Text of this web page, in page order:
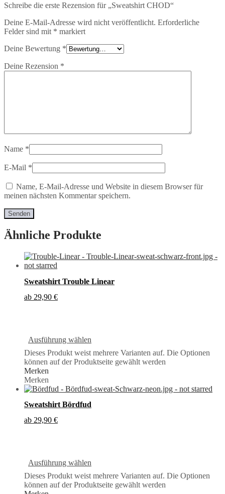
Schreibe die erste Rezension für „Sweatshirt CHOD“
Deine E-Mail-Adresse wird nicht veröffentlicht. Erforderliche
Felder sind mit * markiert
Deine Bewertung *
Deine Rezension *
Name *
E-Mail *
Name, E-Mail-Adresse und Website in diesem Browser für
meinen nächsten Kommentar speichern.
Ähnliche Produkte
Sweatshirt Trouble Linear
ab 29,90 €
Ausführung wählen
Dieses Produkt weist mehrere Varianten auf. Die Optionen
können auf der Produktseite gewählt werden
Merken
Merken
Sweatshirt Bördfud
ab 29,90 €
Ausführung wählen
Dieses Produkt weist mehrere Varianten auf. Die Optionen
können auf der Produktseite gewählt werden